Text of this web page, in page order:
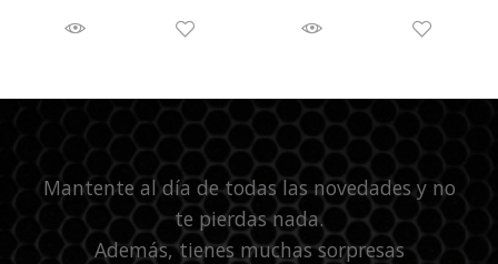
Mantente al día de todas las novedades y no
te pierdas nada.
Además, tienes muchas sorpresas